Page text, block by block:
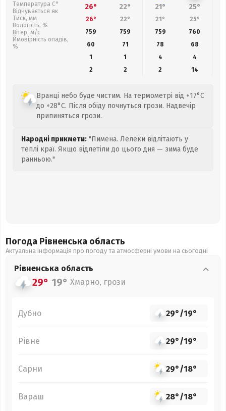
Температура С°
Відчувається як
Тиск, мм
Вологість, %
Вітер, м/с
Ймовірність опадів,
%
26° 22° 21° 25°
26° 22° 21° 25°
759
759 759 760
60
71 78 68
1
1 4
4
2
2 2 14
Вранці небо буде чистим. На термометрі від +17°C
до +28°C. Після обіду почнуться грози. Надвечір
припиняться грози.
Народні прикмети: "Пимена. Лелеки відлітають у
теплі краї. Якщо відлетіли до цього дня — зима буде
ранньою."
Погода Рівненська область
Актуальна інформація про погоду та атмосферні умови на сьогодні
Рівненська область
29° 19° Хмарно, грози
Дубно 29°/19°
Рівне 29°/19°
Сарни 29°/18°
Вараш 28°/18°